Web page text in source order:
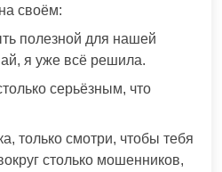
своём:
полезной для нашей
я уже всё решила.
серьёзным, что
только смотри, чтобы тебя
столько мошенников,